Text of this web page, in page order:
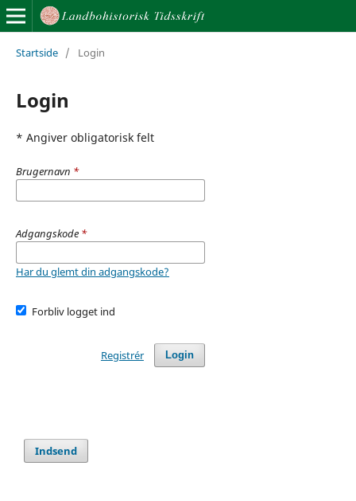
Startside / Login
Login
* Angiver obligatorisk felt
Brugernavn *
Adgangskode *
Har du glemt din adgangskode?
Forbliv logget ind
Login
Registrér
Indsend